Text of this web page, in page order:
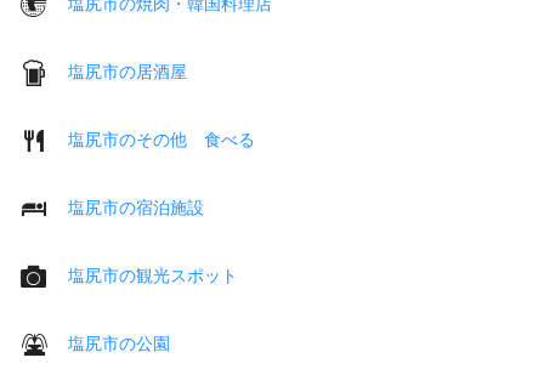
塩尻市の居酒屋
塩尻市のその他 食べる
塩尻市の宿泊施設
塩尻市の観光スポット
塩尻市の公園